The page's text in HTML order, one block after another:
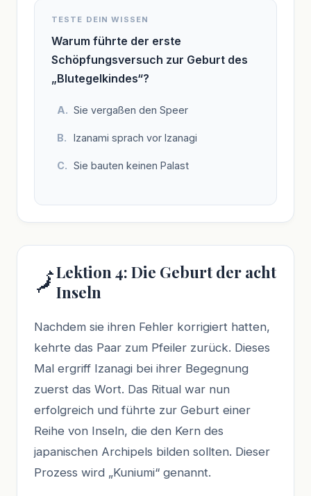
TESTE DEIN WISSEN
Warum führte der erste
Schöpfungsversuch zur Geburt des
„Blutegelkindes“?
Sie vergaßen den Speer
Izanami sprach vor Izanagi
Sie bauten keinen Palast
🗾Lektion 4: Die Geburt der acht
Inseln
Nachdem sie ihren Fehler korrigiert hatten,
kehrte das Paar zum Pfeiler zurück. Dieses
Mal ergriff Izanagi bei ihrer Begegnung
zuerst das Wort. Das Ritual war nun
erfolgreich und führte zur Geburt einer
Reihe von Inseln, die den Kern des
japanischen Archipels bilden sollten. Dieser
Prozess wird „Kuniumi“ genannt.